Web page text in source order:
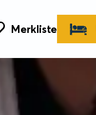
Merkliste